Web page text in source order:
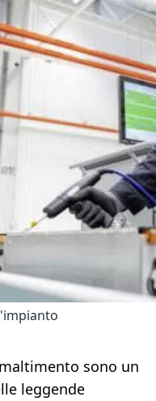
sono un
leggende